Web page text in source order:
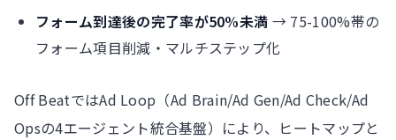
フォーム到達後の完了率が50%未満 → 75-100%帯の
フォーム項目削減・マルチステップ化
Off BeatではAd Loop（Ad Brain/Ad Gen/Ad Check/Ad
Opsの4エージェント統合基盤）により、ヒートマップと